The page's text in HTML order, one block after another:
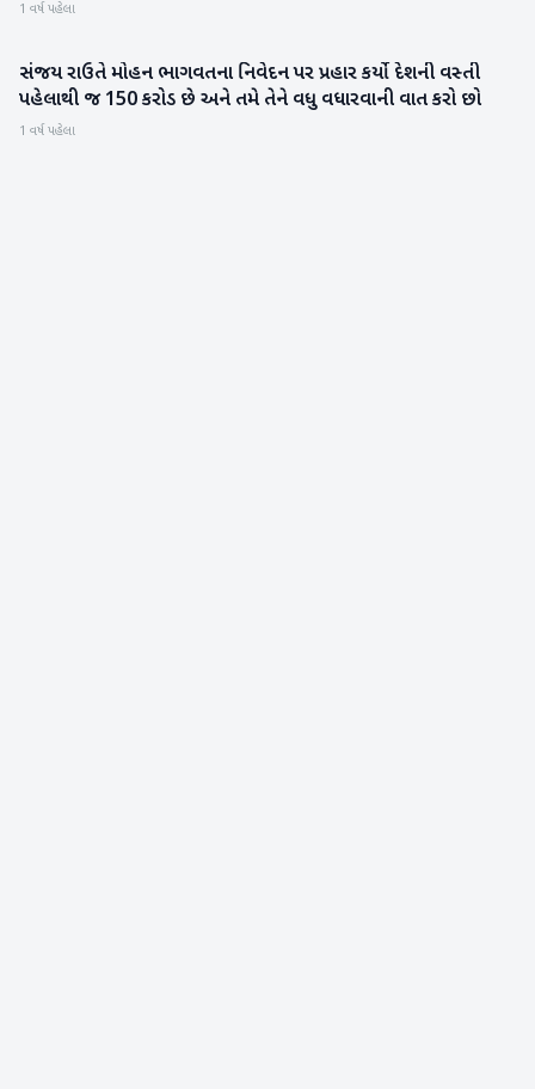
1 વર્ષ પહેલા
રાષ્ટ્રીય
સંજય રાઉતે મોહન ભાગવતના નિવેદન પર પ્રહાર કર્યો દેશની વસ્તી
પહેલાથી જ 150 કરોડ છે અને તમે તેને વધુ વધારવાની વાત કરો છો
1 વર્ષ પહેલા